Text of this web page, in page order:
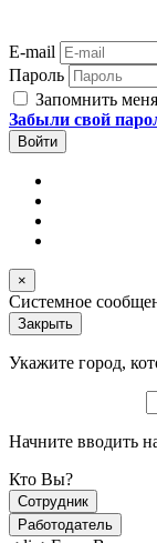
E-mail
Пароль
Запомнить меня
Забыли свой
×
Системное
Закрыть
Укажите город,
Начните вводить
Кто Вы?
Сотрудник
Работодатель